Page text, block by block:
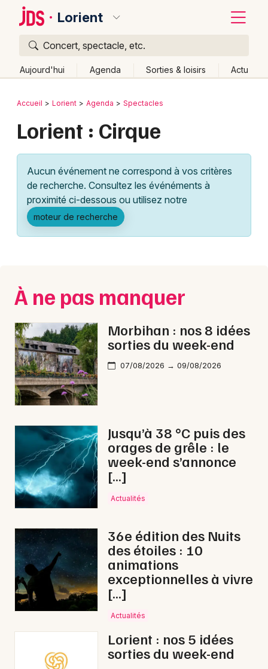
Lorient
Concert, spectacle, etc.
Aujourd'hui Agenda Sorties & loisirs Actu
Publier un événement
Grands événements
Activité & Expérience
Manifestations
Spectacles
Concerts
Sports
Soirées
Sorties famille
Expos
Sorties & loisirs
Cirque dans le Morbihan
Newsletter des sorties
Actus à Lorient
Bordeaux
Lille
Lyon
Marseille
Nantes
Nice
Paris
Strasbourg
Toulouse
Retour
Accueil Lorient Agenda Spectacles
Lorient : Cirque
Aucun événement ne correspond à vos critères
de recherche. Consultez les événéments à
proximité ci-dessous ou utilisez notre
moteur de recherche
À ne pas manquer
Morbihan : nos 8 idées
sorties du week-end
07/08/2026 → 09/08/2026
Jusqu’à 38 °C puis des
orages de grêle : le
week-end s’annonce
[…]
Actualités
36e édition des Nuits
des étoiles : 10
animations
exceptionnelles à vivre
[…]
Actualités
Lorient : nos 5 idées
sorties du week-end
Quoi ?
Où ?
Partout
Près de moi Changer de lieu
Quand ?
Ce week-end